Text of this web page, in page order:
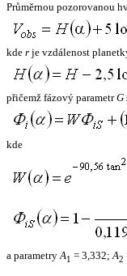
Průměrnou pozorovanou
kde r je vzdálenost
přičemž fázový parametrG
kde
a parametryA1 = 3,332;A2